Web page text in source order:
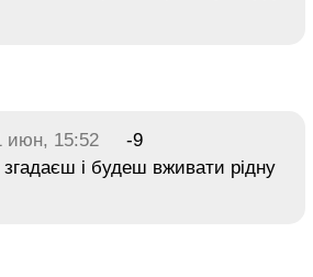
июн, 15:52
-9
згадаєш і будеш вживати рідну